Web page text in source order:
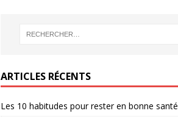
ARTICLES RÉCENTS
Les 10 habitudes pour rester en bonne santé